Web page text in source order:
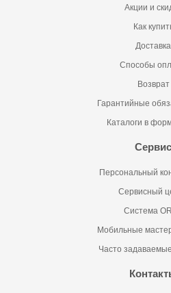
Акции и
Как
Доставка
Способы
Возврат
Гарантийные
Каталоги в
Сервис
Персональный
Сервисный
Система
Мобильные
Часто